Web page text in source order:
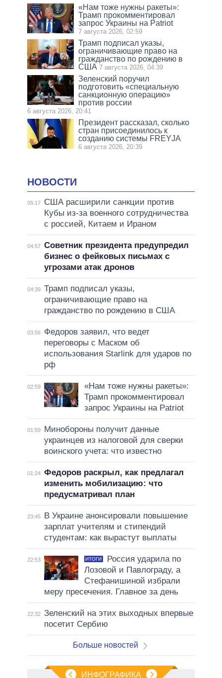
«Нам тоже нужны ракеты»:
Трамп прокомментировал
запрос Украины на Patriot
7 августа 2026, 02:59
Трамп подписал указы,
ограничивающие право на
гражданство по рождению в
США 7 августа 2026, 04:39
Зеленский поручил
подготовить «специальную
санкционную операцию»
против россии
6 августа 2026, 20:41
Президент рассказал, сколько
стран присоединилось к
созданию системы FREYJA
6 августа 2026, 20:39
НОВОСТИ
05:17
США расширили санкции против
Кубы из-за военного сотрудничества
с россией, Китаем и Ираном
04:57 Советник президента предупредил
бизнес о фейковых письмах с
угрозами атак дронов
04:39 Трамп подписал указы,
ограничивающие право на
гражданство по рождению в США
03:56
Федоров заявил, что ведет
переговоры с Маском об
использования Starlink для ударов по
рф
02:59
«Нам тоже нужны ракеты»:
Трамп прокомментировал
запрос Украины на Patriot
01:59
Минобороны получит данные
украинцев из налоговой для сверки
воинского учета: что известно
01:24 Федоров раскрыл, как предлагал
изменить мобилизацию: что
предусматривал план
23:45
В Украине анонсировали повышение
зарплат учителям и стипендий
студентам: как вырастут выплаты
22:53 ИТОГИ
Россия ударила по
Лозовой и Павлограду, а
Стефанишиной избрали
меру пресечения. Главное за день
22:32 Зеленский на этих выходных впервые
посетит Сербию
Больше новостей
ИНФОГРАФИКА